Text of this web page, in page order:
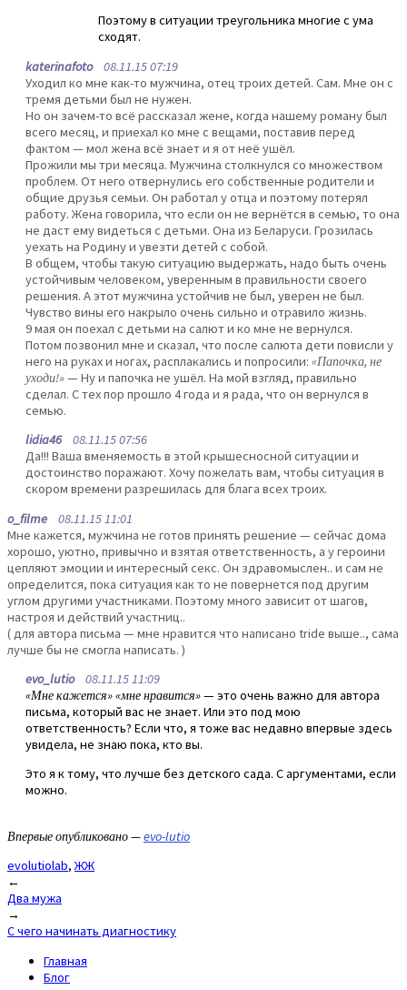
Поэтому в ситуации треугольника многие с ума
сходят.
katerinafoto08.11.15 07:19
Уходил ко мне как-то мужчина, отец троих детей. Сам. Мне он с
тремя детьми был не нужен.
Но он зачем-то всё рассказал жене, когда нашему роману был
всего месяц, и приехал ко мне с вещами, поставив перед
фактом — мол жена всё знает и я от неё ушёл.
Прожили мы три месяца. Мужчина столкнулся со множеством
проблем. От него отвернулись его собственные родители и
общие друзья семьи. Он работал у отца и поэтому потерял
работу. Жена говорила, что если он не вернётся в семью, то она
не даст ему видеться с детьми. Она из Беларуси. Грозилась
уехать на Родину и увезти детей с собой.
В общем, чтобы такую ситуацию выдержать, надо быть очень
устойчивым человеком, уверенным в правильности своего
решения. А этот мужчина устойчив не был, уверен не был.
Чувство вины его накрыло очень сильно и отравило жизнь.
9 мая он поехал с детьми на салют и ко мне не вернулся.
Потом позвонил мне и сказал, что после салюта дети повисли у
него на руках и ногах, расплакались и попросили: «Папочка, не
уходи!»— Ну и папочка не ушёл. На мой взгляд, правильно
сделал. С тех пор прошло 4 года и я рада, что он вернулся в
семью.
lidia4608.11.15 07:56
Да!!! Ваша вменяемость в этой крышесносной ситуации и
достоинство поражают. Хочу пожелать вам, чтобы ситуация в
скором времени разрешилась для блага всех троих.
o_filme 08.11.15 11:01
Мне кажется, мужчина не готов принять решение — сейчас дома
хорошо, уютно, привычно и взятая ответственность, а у героини
цепляют эмоции и интересный секс. Он здравомыслен.. и сам не
определится, пока ситуация как то не повернется под другим
углом другими участниками. Поэтому много зависит от шагов,
настроя и действий участниц..
( для автора письма — мне нравится что написано tride выше.., сама
лучше бы не смогла написать. )
evo_lutio08.11.15 11:09
«Мне кажется» «мне нравится»— это очень важно для автора
письма, который вас не знает. Или это под мою
ответственность? Если что, я тоже вас недавно впервые здесь
увидела, не знаю пока, кто вы.
Это я к тому, что лучше без детского сада. С аргументами, если
можно.
Впервые опубликовано —evo-lutio
evolutiolab,ЖЖ
Post
navigation
←
Два мужа
→
С чего начинать диагностику
Главная
Блог